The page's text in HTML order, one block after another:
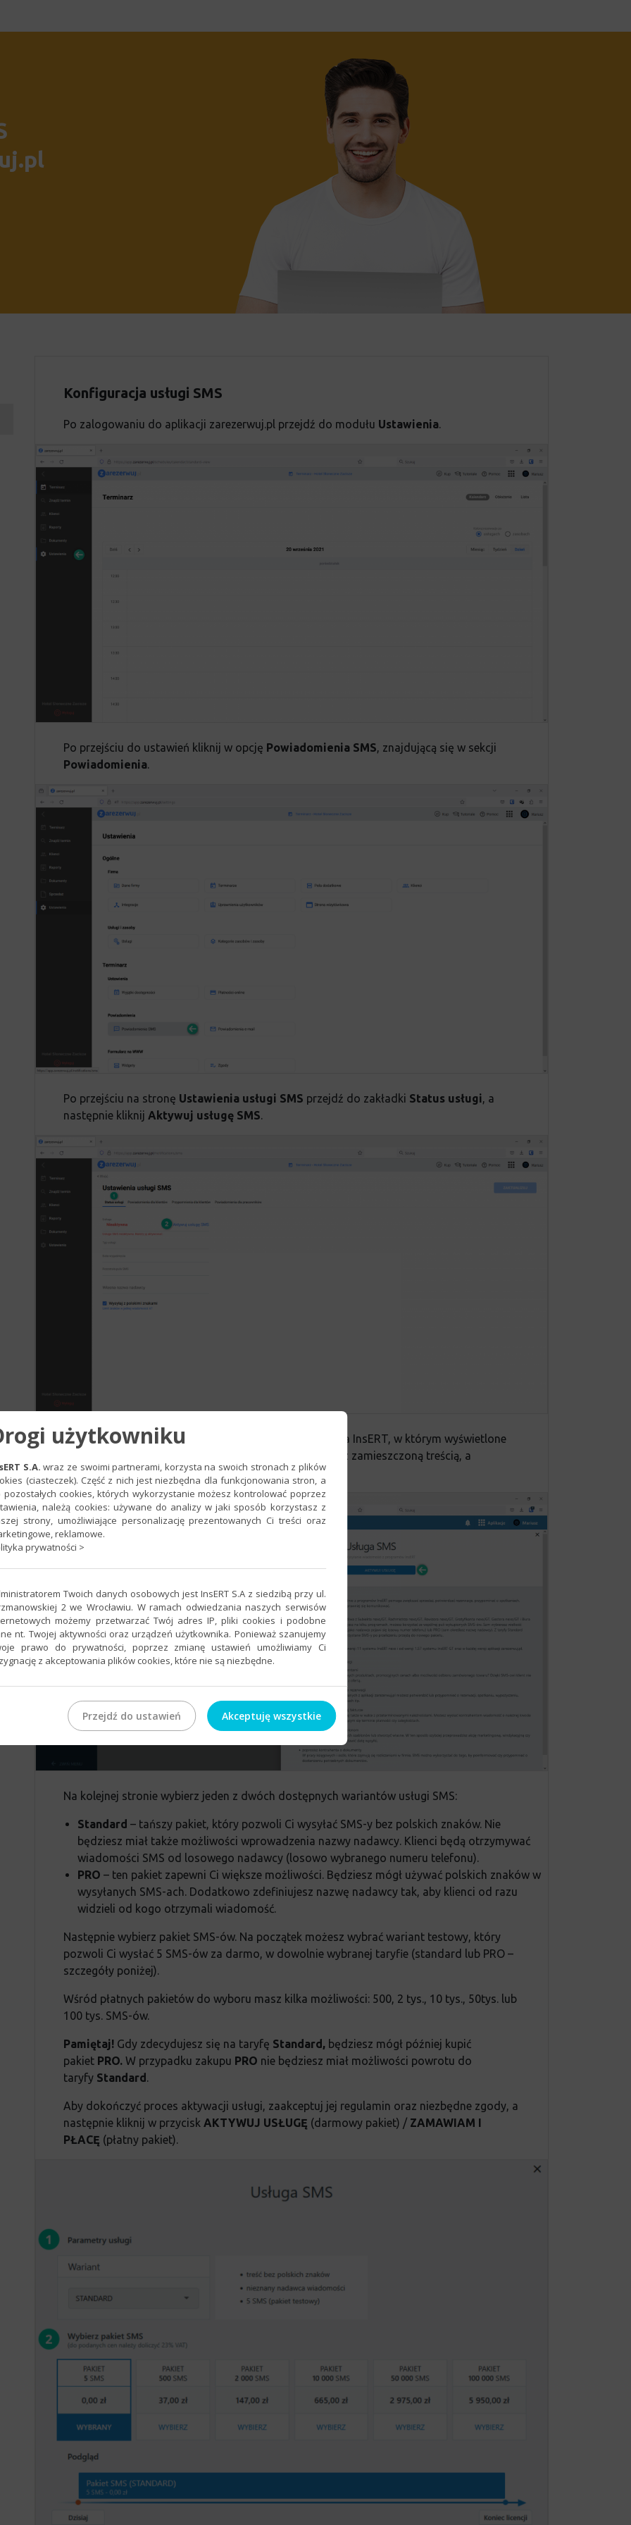
Konfiguracja usługi SMS
Po zalogowaniu do aplikacji zarezerwuj.pl przejdź do modułu Ustawienia.
Po przejściu do ustawień kliknij w opcję Powiadomienia SMS, znajdującą się w sekcji
Powiadomienia.
Po przejściu na stronę Ustawienia usługi SMS przejdź do zakładki Status usługi, a
następnie kliknij Aktywuj usługę SMS.
Na odrębnej zakładce zostaniesz przeniesiony do Konta InsERT, w którym wyświetlone
zostaną informacje na temat usługi SMS. Zapoznaj się z zamieszczoną treścią, a
następnie kliknij w przycisk AKTYWUJ USŁUGĘ.
Na kolejnej stronie wybierz jeden z dwóch dostępnych wariantów usługi SMS:
Standard – tańszy pakiet, który pozwoli Ci wysyłać SMS-y bez polskich znaków. Nie
będziesz miał także możliwości wprowadzenia nazwy nadawcy. Klienci będą otrzymywać
wiadomości SMS od losowego nadawcy (losowo wybranego numeru telefonu).
PRO – ten pakiet zapewni Ci większe możliwości. Będziesz mógł używać polskich znaków w
wysyłanych SMS-ach. Dodatkowo zdefiniujesz nazwę nadawcy tak, aby klienci od razu
widzieli od kogo otrzymali wiadomość.
Następnie wybierz pakiet SMS-ów. Na początek możesz wybrać wariant testowy, który
pozwoli Ci wysłać 5 SMS-ów za darmo, w dowolnie wybranej taryfie (standard lub PRO –
szczegóły poniżej).
Wśród płatnych pakietów do wyboru masz kilka możliwości: 500, 2 tys., 10 tys., 50tys. lub
100 tys. SMS-ów.
Pamiętaj! Gdy zdecydujesz się na taryfę Standard, będziesz mógł później kupić
pakiet PRO. W przypadku zakupu PRO nie będziesz miał możliwości powrotu do
taryfy Standard .
Aby dokończyć proces aktywacji usługi, zaakceptuj jej regulamin oraz niezbędne zgody, a
następnie kliknij w przycisk AKTYWUJ USŁUGĘ (darmowy pakiet) / ZAMAWIAM I
PŁACĘ (płatny pakiet).
użytkowniku
S.A. wraz ze swoimi partnerami, korzysta na swoich stronach z plików
(ciasteczek). Część z nich jest niezbędna dla funkcjonowania stron, a
pozostałych cookies, których wykorzystanie możesz kontrolować poprzez
należą cookies: używane do analizy w jaki sposób korzystasz z
strony, umożliwiające personalizację prezentowanych Ci treści oraz
reklamowe.
prywatności >
Twoich danych osobowych jest InsERT S.A z siedzibą przy ul.
2 we Wrocławiu. W ramach odwiedzania naszych serwisów
możemy przetwarzać Twój adres IP, pliki cookies i podobne
nt. Twojej aktywności oraz urządzeń użytkownika. Ponieważ szanujemy
prawo do prywatności, poprzez zmianę ustawień umożliwiamy Ci
z akceptowania plików cookies, które nie są niezbędne.
Przejdź do ustawień Akceptuję wszystkie